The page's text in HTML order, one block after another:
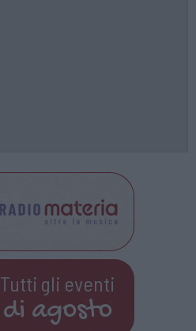
Tutti gli eventi
di agosto